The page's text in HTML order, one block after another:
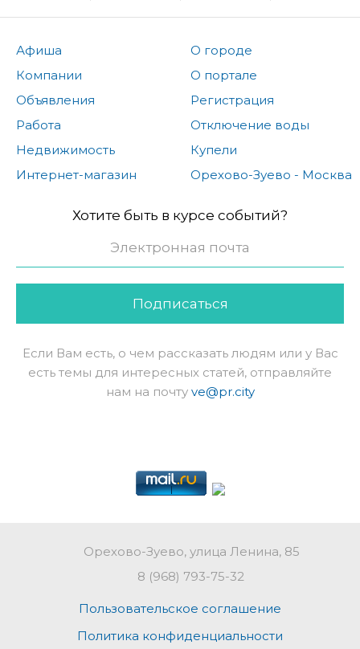
Афиша
Компании
Объявления
Работа
Недвижимость
Интернет-магазин
О городе
О портале
Регистрация
Отключение воды
Купели
Орехово-Зуево - Москва
Хотите быть в курсе событий?
Подписаться
Если Вам есть, о чем рассказать людям или у Вас
есть темы для интересных статей, отправляйте
нам на почту ve@pr.city
Орехово-Зуево, улица Ленина, 85
8 (968) 793-75-32
Пользовательское соглашение
Политика конфиденциальности